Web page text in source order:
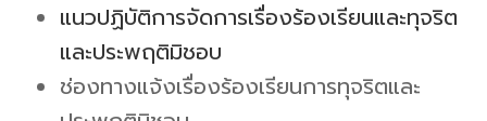
แนวปฏิบัติการจัดการเรื่องร้องเรียนและทุจริต
และประพฤติมิชอบ
ช่องทางแจ้งเรื่องร้องเรียนการทุจริตและ